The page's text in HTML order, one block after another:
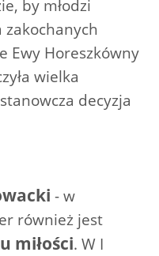
by młodzi
zakochanych
Ewy Horeszkówny
wielka
decyzja
- w
również jest
miłości. W I